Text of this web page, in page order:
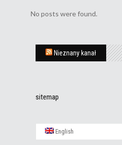
No posts were found.
Nieznany kanał
sitemap
English